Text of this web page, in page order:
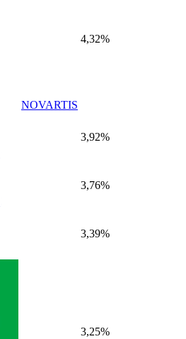
NOVARTIS
4,32%
3,92%
3,76%
3,39%
3,25%